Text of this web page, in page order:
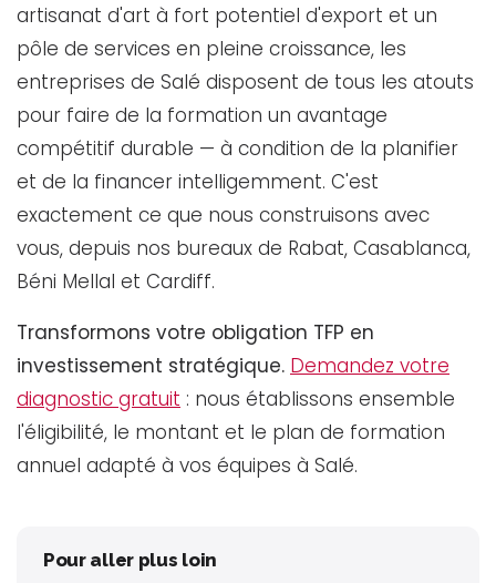
artisanat d'art à fort potentiel d'export et un
pôle de services en pleine croissance, les
entreprises de Salé disposent de tous les atouts
pour faire de la formation un avantage
compétitif durable — à condition de la planifier
et de la financer intelligemment. C'est
exactement ce que nous construisons avec
vous, depuis nos bureaux de Rabat, Casablanca,
Béni Mellal et Cardiff.
Transformons votre obligation TFP en
investissement stratégique. Demandez votre
diagnostic gratuit : nous établissons ensemble
l'éligibilité, le montant et le plan de formation
annuel adapté à vos équipes à Salé.
Pour aller plus loin